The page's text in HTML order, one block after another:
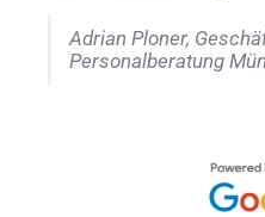
Adrian Ploner,
Personalberatung